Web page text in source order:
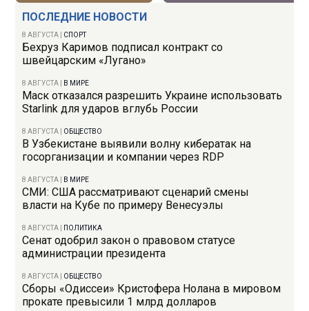
ПОСЛЕДНИЕ НОВОСТИ
8 АВГУСТА СПОРТ
Бехруз Каримов подписал контракт со
швейцарским «Лугано»
8 АВГУСТА В МИРЕ
Маск отказался разрешить Украине использовать
Starlink для ударов вглубь России
8 АВГУСТА ОБЩЕСТВО
В Узбекистане выявили волну кибератак на
госорганизации и компании через RDP
8 АВГУСТА В МИРЕ
СМИ: США рассматривают сценарий смены
власти на Кубе по примеру Венесуэлы
8 АВГУСТА ПОЛИТИКА
Сенат одобрил закон о правовом статусе
администрации президента
8 АВГУСТА ОБЩЕСТВО
Сборы «Одиссеи» Кристофера Нолана в мировом
прокате превысили 1 млрд долларов